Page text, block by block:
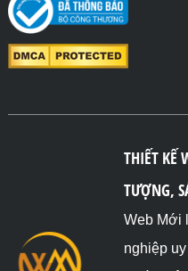
THIẾT KẾ
TƯỢNG,
Web Mới
nghiệp